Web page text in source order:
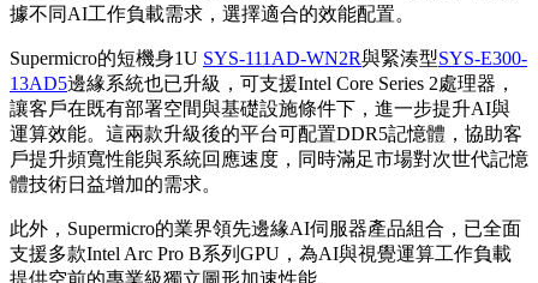
據不同AI工作負載需求，選擇適合的效能配置。
Supermicro的短機身1U SYS-111AD-WN2R與緊湊型SYS-E300-
13AD5邊緣系統也已升級，可支援Intel Core Series 2處理器，
讓客戶在既有部署空間與基礎設施條件下，進一步提升AI與
運算效能。這兩款升級後的平台可配置DDR5記憶體，協助客
戶提升頻寬性能與系統回應速度，同時滿足市場對次世代記憶
體技術日益增加的需求。
此外，Supermicro的業界領先邊緣AI伺服器產品組合，已全面
支援多款Intel Arc Pro B系列GPU，為AI與視覺運算工作負載
提供空前的專業級獨立圖形加速性能。